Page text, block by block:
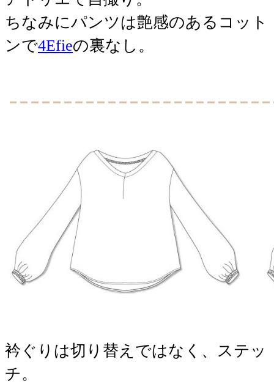
ちなみにパンツは艶感のあるコット
ンで4Efieの裏なし。
衿ぐりは切り替えではなく、ステッ
チ。